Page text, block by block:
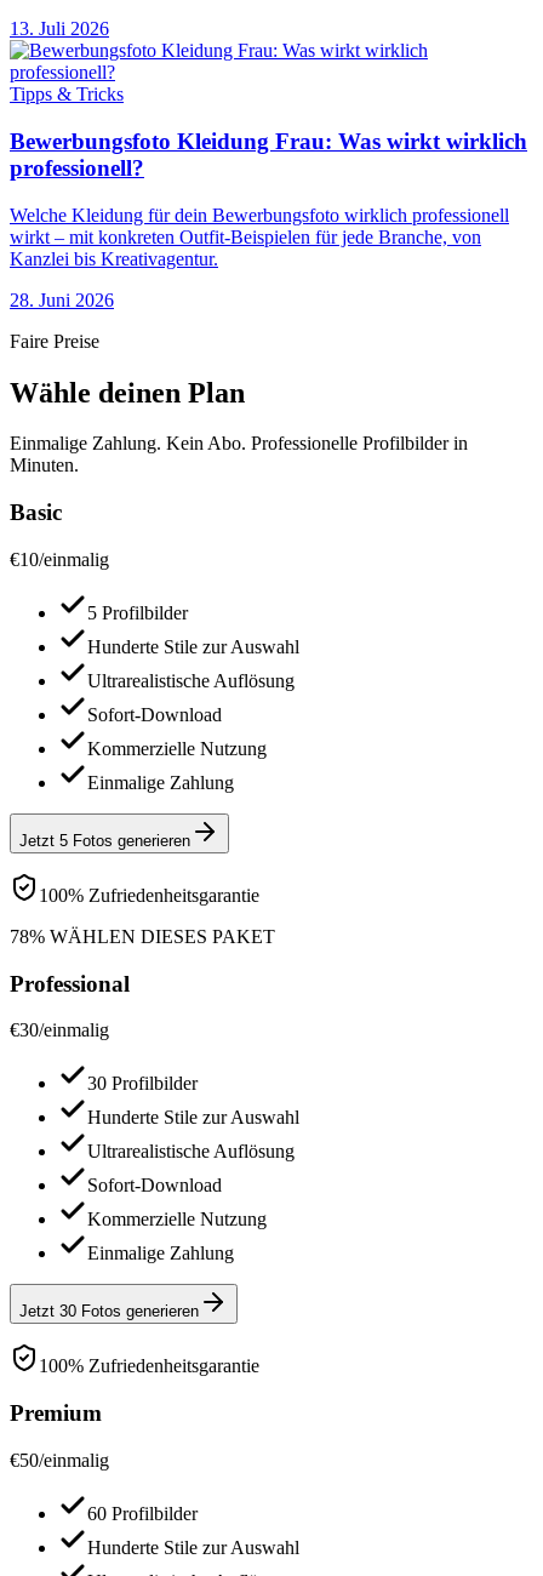
13. Juli 2026
Tipps & Tricks
Bewerbungsfoto Kleidung Frau: Was wirkt wirklich
professionell?
Welche Kleidung für dein Bewerbungsfoto wirklich professionell
wirkt – mit konkreten Outfit-Beispielen für jede Branche, von
Kanzlei bis Kreativagentur.
28. Juni 2026
Faire Preise
Wähle deinen Plan
Einmalige Zahlung. Kein Abo. Professionelle Profilbilder in
Minuten.
Basic
€10/einmalig
5 Profilbilder
Hunderte Stile zur Auswahl
Ultrarealistische Auflösung
Sofort-Download
Kommerzielle Nutzung
Einmalige Zahlung
Jetzt 5 Fotos generieren
100% Zufriedenheitsgarantie
78% WÄHLEN DIESES PAKET
Professional
€30/einmalig
30 Profilbilder
Hunderte Stile zur Auswahl
Ultrarealistische Auflösung
Sofort-Download
Kommerzielle Nutzung
Einmalige Zahlung
Jetzt 30 Fotos generieren
100% Zufriedenheitsgarantie
Premium
€50/einmalig
60 Profilbilder
Hunderte Stile zur Auswahl